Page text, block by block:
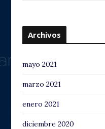
Archivos
mayo 2021
marzo 2021
enero 2021
diciembre 2020